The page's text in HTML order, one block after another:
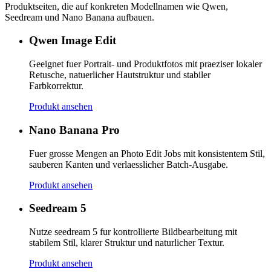
Produktseiten, die auf konkreten Modellnamen wie Qwen,
Seedream und Nano Banana aufbauen.
Qwen Image Edit
Geeignet fuer Portrait- und Produktfotos mit praeziser lokaler
Retusche, natuerlicher Hautstruktur und stabiler
Farbkorrektur.
Produkt ansehen
Nano Banana Pro
Fuer grosse Mengen an Photo Edit Jobs mit konsistentem Stil,
sauberen Kanten und verlaesslicher Batch-Ausgabe.
Produkt ansehen
Seedream 5
Nutze seedream 5 fur kontrollierte Bildbearbeitung mit
stabilem Stil, klarer Struktur und naturlicher Textur.
Produkt ansehen